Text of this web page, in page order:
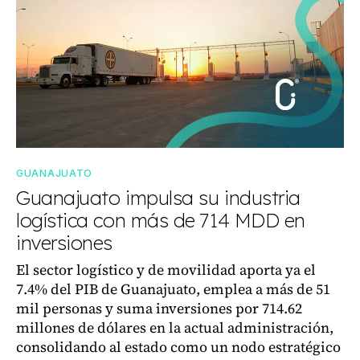
GUANAJUATO
Guanajuato impulsa su industria
logística con más de 714 MDD en
inversiones
El sector logístico y de movilidad aporta ya el
7.4% del PIB de Guanajuato, emplea a más de 51
mil personas y suma inversiones por 714.62
millones de dólares en la actual administración,
consolidando al estado como un nodo estratégico